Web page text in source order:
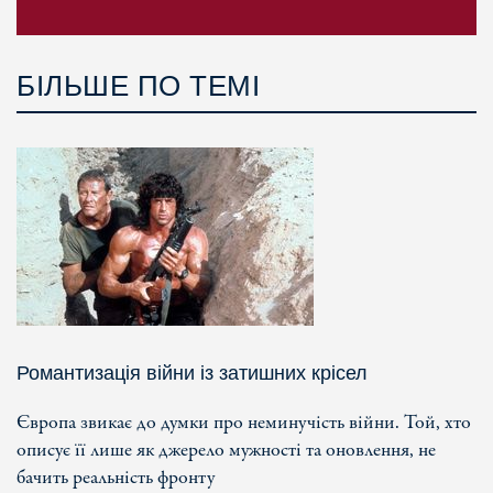
БІЛЬШЕ ПО ТЕМІ
Романтизація війни із затишних крісел
Європа звикає до думки про неминучість війни. Той, хто
описує її лише як джерело мужності та оновлення, не
бачить реальність фронту